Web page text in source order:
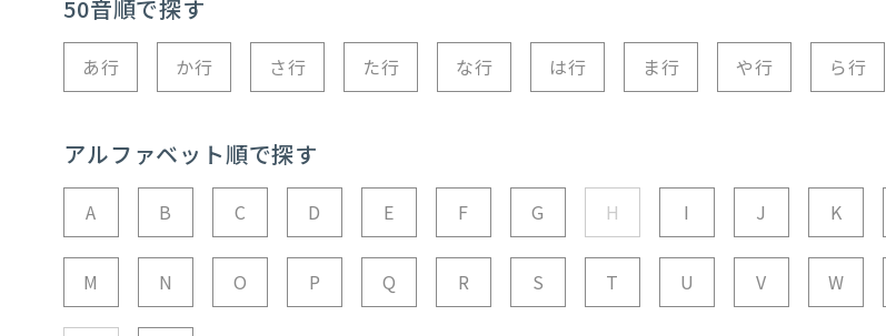
50音順で探す
あ行 か行 さ行 た行 な行 は行 ま行 や行 ら行
アルファベット順で探す
A B C D E F G H I J K
M N O P Q R S T U V W